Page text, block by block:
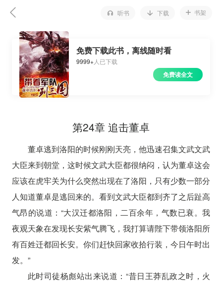
听书 下载 书架
免费下载此书，离线随时看
9999+人已下载
免费读全文
第24章 追击董卓
董卓逃到洛阳的时候刚刚天亮，他迅速召集文武文武
大臣来到朝堂，这时候文武大臣都很纳闷，认为董卓这会
应该在虎牢关为什么突然出现在了洛阳，只有少数一部分
人知道董卓是逃回来的。看到文武大臣都到齐了之后趾高
气昂的说道：“大汉迁都洛阳，二百余年，气数已衰。我
夜观天象在发现长安紫气腾飞，我打算请陛下带领洛阳所
有百姓迁都回长安。你们赶快回家收拾行装，今日午时出
发。”
此时司徒杨彪站出来说道：“昔日王莽乱政之时，火